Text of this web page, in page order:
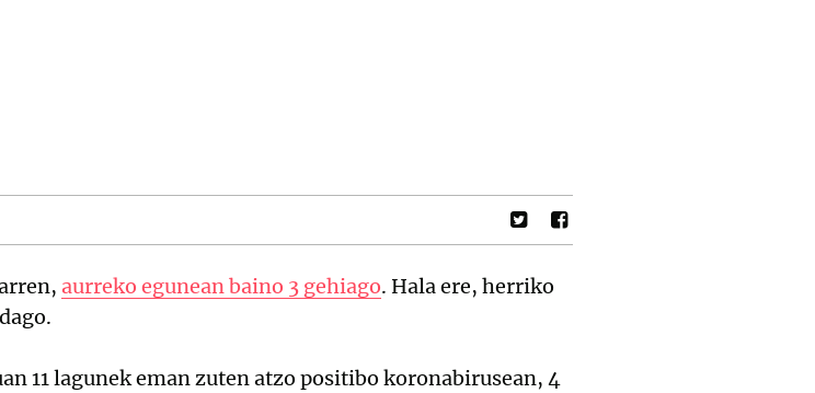
aurreko egunean baino 3 gehiago. Hala ere, herriko
11 lagunek eman zuten atzo positibo koronabirusean, 4